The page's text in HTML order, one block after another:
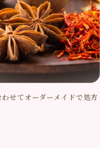
せてオーダーメイドで処方